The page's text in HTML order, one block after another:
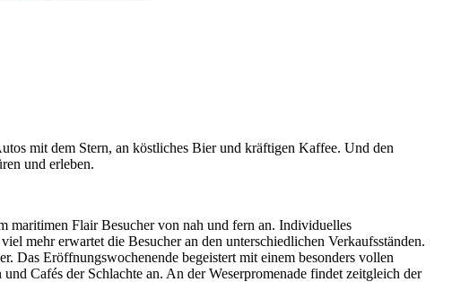
mit dem Stern, an köstliches Bier und kräftigen Kaffee. Und den
und erleben.
maritimen Flair Besucher von nah und fern an. Individuelles
mehr erwartet die Besucher an den unterschiedlichen Verkaufsständen.
Das Eröffnungswochenende begeistert mit einem besonders vollen
Cafés der Schlachte an. An der Weserpromenade findet zeitgleich der